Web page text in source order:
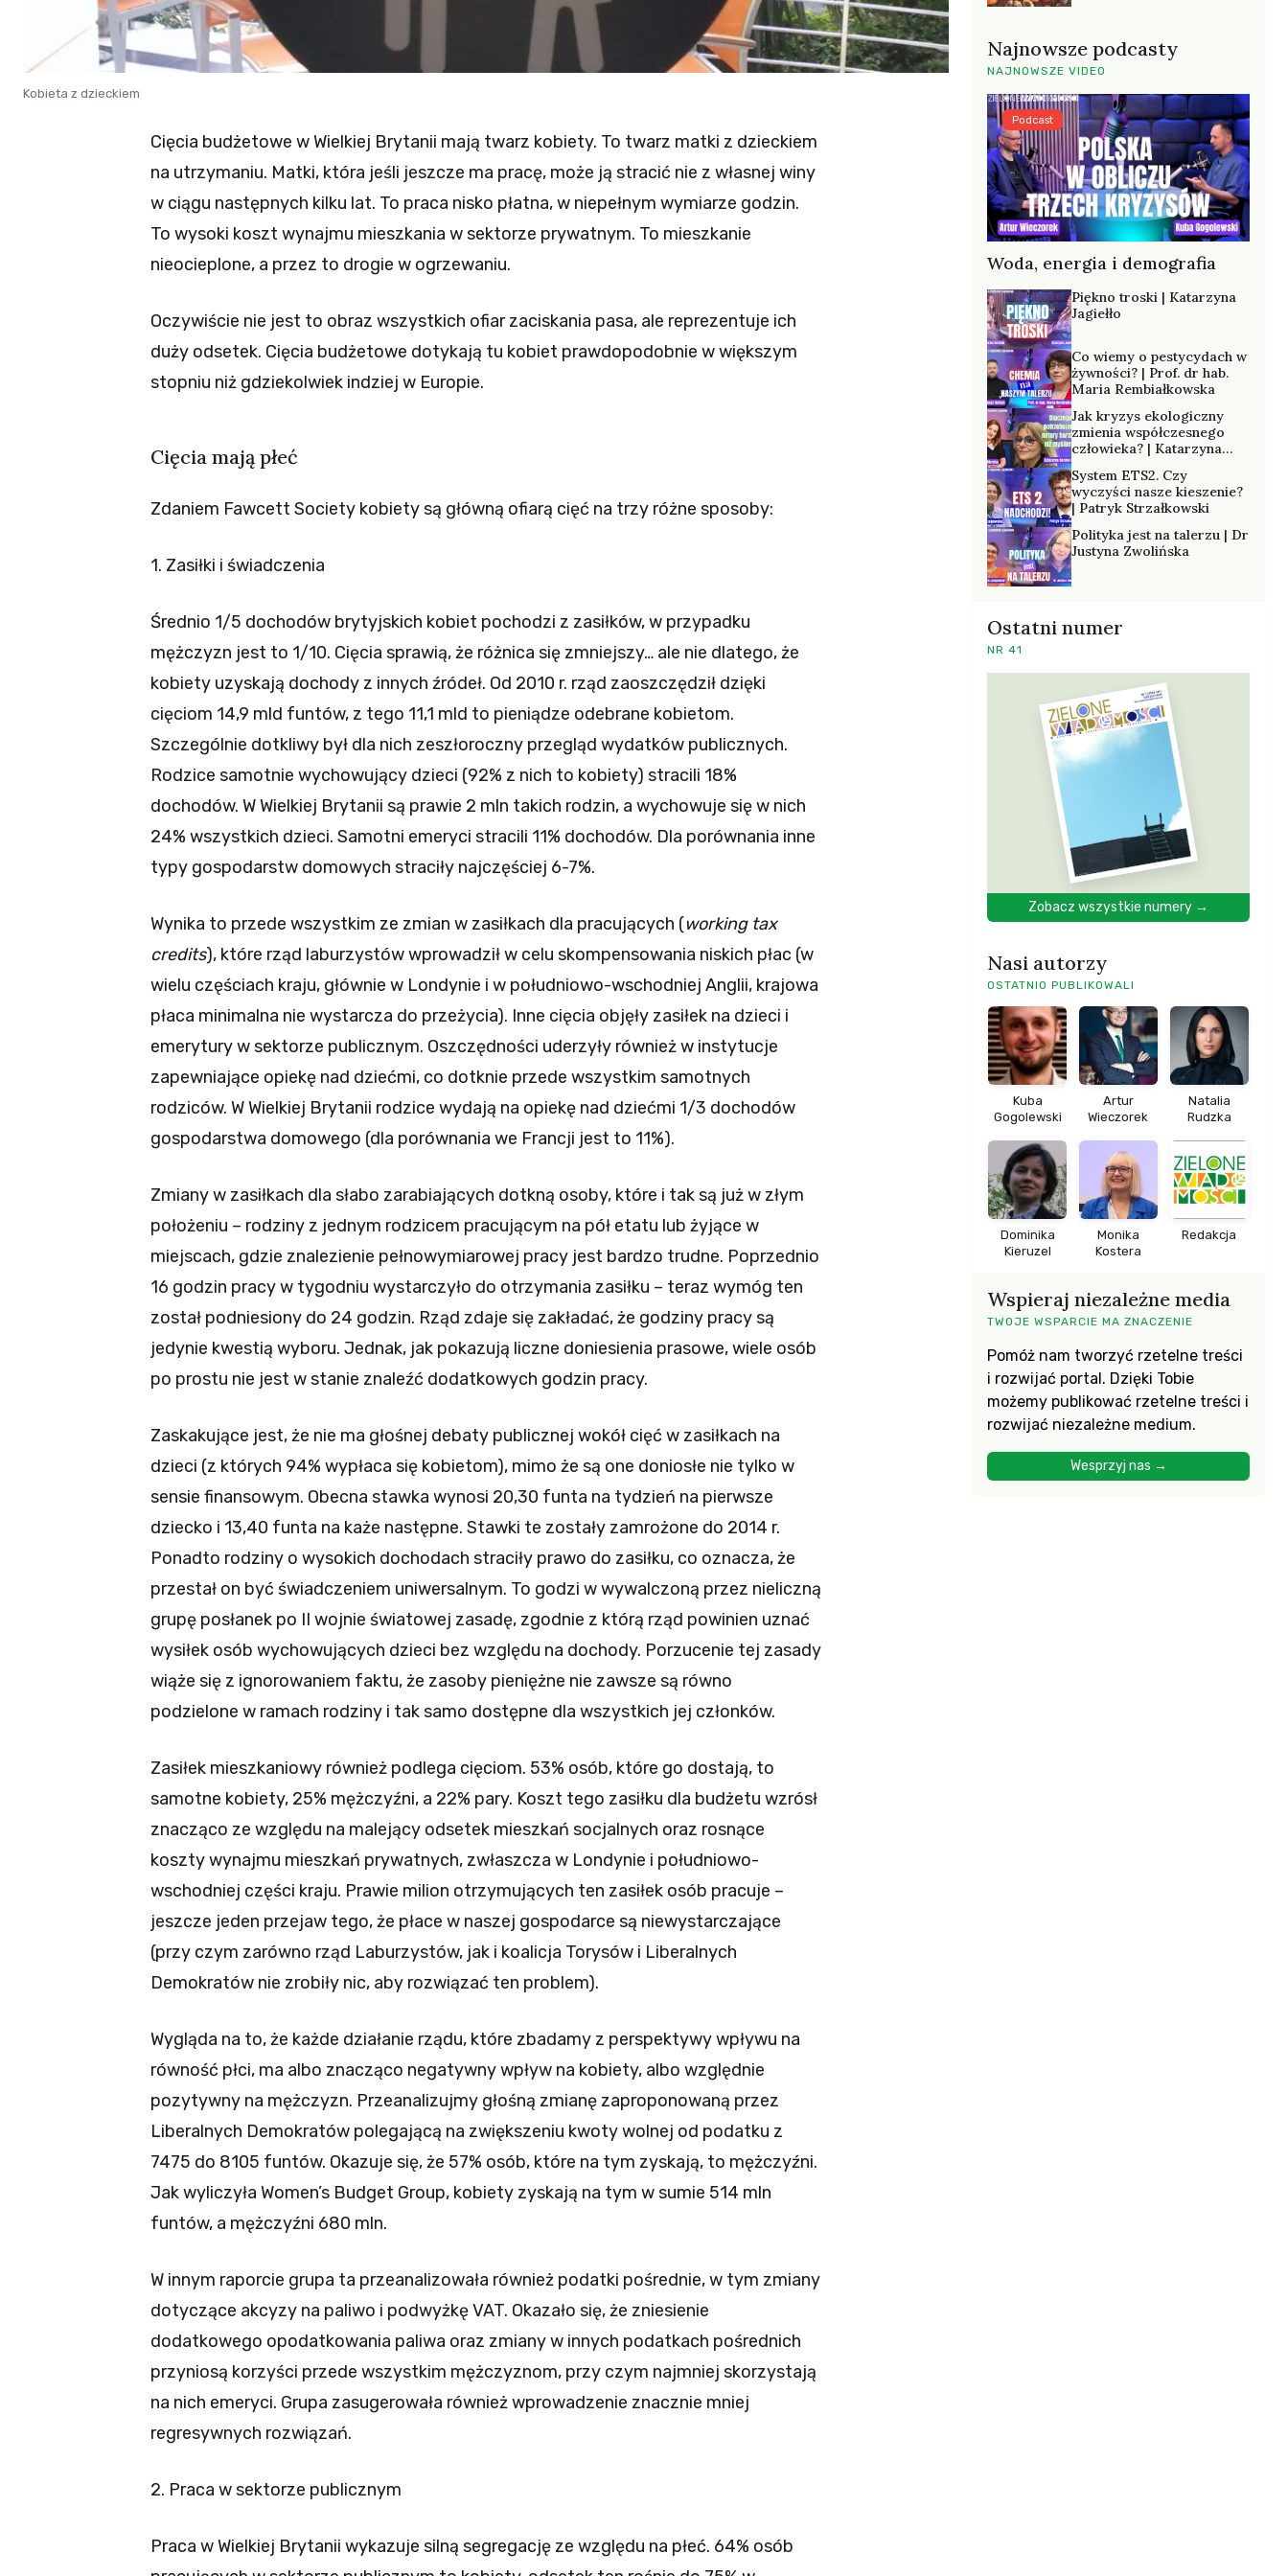
Kobieta z dzieckiem
Cięcia budżetowe w Wielkiej Brytanii mają twarz kobiety. To twarz matki z dzieckiem
na utrzymaniu. Matki, która jeśli jeszcze ma pracę, może ją stracić nie z własnej winy
w ciągu następnych kilku lat. To praca nisko płatna, w niepełnym wymiarze godzin.
To wysoki koszt wynajmu mieszkania w sektorze prywatnym. To mieszkanie
nieocieplone, a przez to drogie w ogrzewaniu.
Oczywiście nie jest to obraz wszystkich ofiar zaciskania pasa, ale reprezentuje ich
duży odsetek. Cięcia budżetowe dotykają tu kobiet prawdopodobnie w większym
stopniu niż gdziekolwiek indziej w Europie.
Cięcia mają płeć
Zdaniem Fawcett Society kobiety są główną ofiarą cięć na trzy różne sposoby:
1. Zasiłki i świadczenia
Średnio 1/5 dochodów brytyjskich kobiet pochodzi z zasiłków, w przypadku
mężczyzn jest to 1/10. Cięcia sprawią, że różnica się zmniejszy… ale nie dlatego, że
kobiety uzyskają dochody z innych źródeł. Od 2010 r. rząd zaoszczędził dzięki
cięciom 14,9 mld funtów, z tego 11,1 mld to pieniądze odebrane kobietom.
Szczególnie dotkliwy był dla nich zeszłoroczny przegląd wydatków publicznych.
Rodzice samotnie wychowujący dzieci (92% z nich to kobiety) stracili 18%
dochodów. W Wielkiej Brytanii są prawie 2 mln takich rodzin, a wychowuje się w nich
24% wszystkich dzieci. Samotni emeryci stracili 11% dochodów. Dla porównania inne
typy gospodarstw domowych straciły najczęściej 6-7%.
Wynika to przede wszystkim ze zmian w zasiłkach dla pracujących (working tax
credits), które rząd laburzystów wprowadził w celu skompensowania niskich płac (w
wielu częściach kraju, głównie w Londynie i w południowo-wschodniej Anglii, krajowa
płaca minimalna nie wystarcza do przeżycia). Inne cięcia objęły zasiłek na dzieci i
emerytury w sektorze publicznym. Oszczędności uderzyły również w instytucje
zapewniające opiekę nad dziećmi, co dotknie przede wszystkim samotnych
rodziców. W Wielkiej Brytanii rodzice wydają na opiekę nad dziećmi 1/3 dochodów
gospodarstwa domowego (dla porównania we Francji jest to 11%).
Zmiany w zasiłkach dla słabo zarabiających dotkną osoby, które i tak są już w złym
położeniu – rodziny z jednym rodzicem pracującym na pół etatu lub żyjące w
miejscach, gdzie znalezienie pełnowymiarowej pracy jest bardzo trudne. Poprzednio
16 godzin pracy w tygodniu wystarczyło do otrzymania zasiłku – teraz wymóg ten
został podniesiony do 24 godzin. Rząd zdaje się zakładać, że godziny pracy są
jedynie kwestią wyboru. Jednak, jak pokazują liczne doniesienia prasowe, wiele osób
po prostu nie jest w stanie znaleźć dodatkowych godzin pracy.
Zaskakujące jest, że nie ma głośnej debaty publicznej wokół cięć w zasiłkach na
dzieci (z których 94% wypłaca się kobietom), mimo że są one doniosłe nie tylko w
sensie finansowym. Obecna stawka wynosi 20,30 funta na tydzień na pierwsze
dziecko i 13,40 funta na każe następne. Stawki te zostały zamrożone do 2014 r.
Ponadto rodziny o wysokich dochodach straciły prawo do zasiłku, co oznacza, że
przestał on być świadczeniem uniwersalnym. To godzi w wywalczoną przez nieliczną
grupę posłanek po II wojnie światowej zasadę, zgodnie z którą rząd powinien uznać
wysiłek osób wychowujących dzieci bez względu na dochody. Porzucenie tej zasady
wiąże się z ignorowaniem faktu, że zasoby pieniężne nie zawsze są równo
podzielone w ramach rodziny i tak samo dostępne dla wszystkich jej członków.
Zasiłek mieszkaniowy również podlega cięciom. 53% osób, które go dostają, to
samotne kobiety, 25% mężczyźni, a 22% pary. Koszt tego zasiłku dla budżetu wzrósł
znacząco ze względu na malejący odsetek mieszkań socjalnych oraz rosnące
koszty wynajmu mieszkań prywatnych, zwłaszcza w Londynie i południowo-
wschodniej części kraju. Prawie milion otrzymujących ten zasiłek osób pracuje –
jeszcze jeden przejaw tego, że płace w naszej gospodarce są niewystarczające
(przy czym zarówno rząd Laburzystów, jak i koalicja Torysów i Liberalnych
Demokratów nie zrobiły nic, aby rozwiązać ten problem).
Wygląda na to, że każde działanie rządu, które zbadamy z perspektywy wpływu na
równość płci, ma albo znacząco negatywny wpływ na kobiety, albo względnie
pozytywny na mężczyzn. Przeanalizujmy głośną zmianę zaproponowaną przez
Liberalnych Demokratów polegającą na zwiększeniu kwoty wolnej od podatku z
7475 do 8105 funtów. Okazuje się, że 57% osób, które na tym zyskają, to mężczyźni.
Jak wyliczyła Women’s Budget Group, kobiety zyskają na tym w sumie 514 mln
funtów, a mężczyźni 680 mln.
W innym raporcie grupa ta przeanalizowała również podatki pośrednie, w tym zmiany
dotyczące akcyzy na paliwo i podwyżkę VAT. Okazało się, że zniesienie
dodatkowego opodatkowania paliwa oraz zmiany w innych podatkach pośrednich
przyniosą korzyści przede wszystkim mężczyznom, przy czym najmniej skorzystają
na nich emeryci. Grupa zasugerowała również wprowadzenie znacznie mniej
regresywnych rozwiązań.
2. Praca w sektorze publicznym
Praca w Wielkiej Brytanii wykazuje silną segregację ze względu na płeć. 64% osób
Najnowsze podcasty
NAJNOWSZE VIDEO
Woda, energia i demografia
Podcast
Piękno troski | Katarzyna
Jagiełło
Co wiemy o pestycydach w
żywności? | Prof. dr hab.
Maria Rembiałkowska
Jak kryzys ekologiczny
zmienia współczesnego
człowieka? | Katarzyna
System ETS2. Czy
wyczyści nasze kieszenie?
| Patryk Strzałkowski
Polityka jest na talerzu | Dr
Justyna Zwolińska
Ostatni numer
NR 41
Zobacz wszystkie numery →
Nasi autorzy
OSTATNIO PUBLIKOWALI
Kuba
Gogolewski
Artur
Wieczorek
Natalia
Rudzka
Dominika
Kieruzel
Monika
Kostera
Redakcja
Wspieraj niezależne media
TWOJE WSPARCIE MA ZNACZENIE
Pomóż nam tworzyć rzetelne treści
i rozwijać portal. Dzięki Tobie
możemy publikować rzetelne treści i
rozwijać niezależne medium.
Wesprzyj nas →